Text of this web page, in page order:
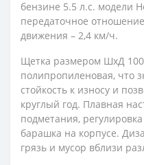
бензине 5.5 л.с. модели
передаточное
движения – 2,4 км/ч.
Щетка размером ШхД
полипропиленовая, что
стойкость к износу и
круглый год. Плавная
подметания,
барашка на корпусе.
грязь и мусор вблизи